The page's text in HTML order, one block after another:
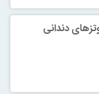
دندانی